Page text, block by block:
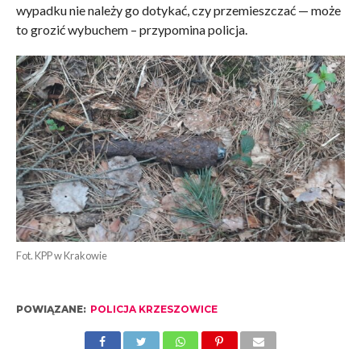
wypadku nie należy go dotykać, czy przemieszczać — może
to grozić wybuchem – przypomina policja.
Fot. KPP w Krakowie
POWIĄZANE: POLICJA KRZESZOWICE